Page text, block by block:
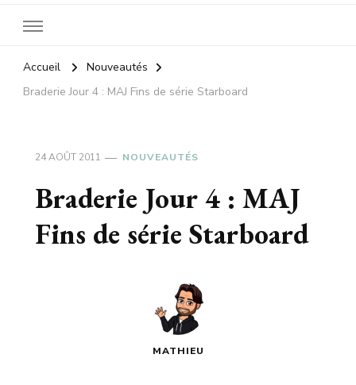
Accueil
Nouveautés
Braderie Jour 4 : MAJ Fins de série Starboard
24 AOÛT 2011 NOUVEAUTÉS
Braderie Jour 4 : MAJ
Fins de série Starboard
MATHIEU